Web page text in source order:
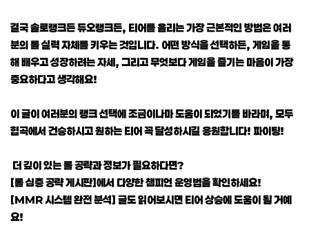
결국 솔로랭크든 듀오랭크든, 티어를 올리는 가장 근본적인 방법은 여러
분의 롤 실력 자체를 키우는 것입니다. 어떤 방식을 선택하든, 게임을 통
해 배우고 성장하려는 자세, 그리고 무엇보다 게임을 즐기는 마음이 가장
중요하다고 생각해요!
이 글이 여러분의 랭크 선택에 조금이나마 도움이 되었기를 바라며, 모두
협곡에서 건승하시고 원하는 티어 꼭 달성하시길 응원합니다! 파이팅!
더 깊이 있는 롤 공략과 정보가 필요하다면?
[롤 심층 공략 게시판]에서 다양한 챔피언 운영법을 확인하세요!
[MMR 시스템 완전 분석] 글도 읽어보시면 티어 상승에 도움이 될 거예
요!